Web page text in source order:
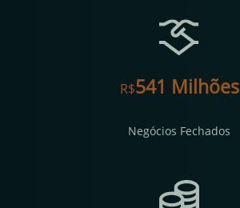
R$547 Milhões
Negócios Fechados